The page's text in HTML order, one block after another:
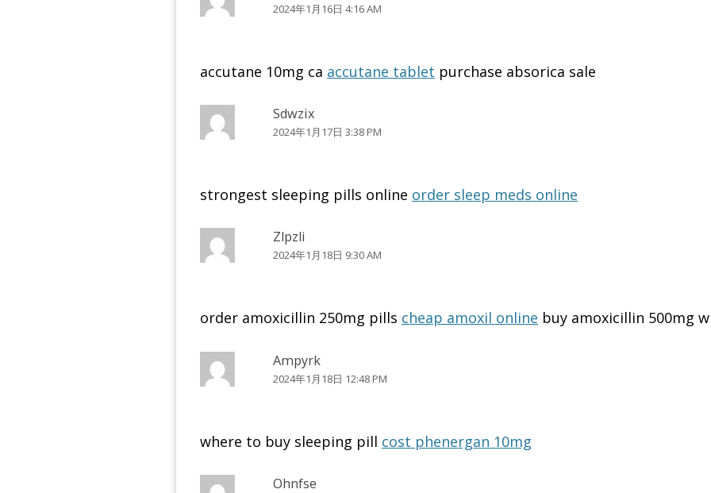
2024年1月16日 4:16 AM
accutane 10mg ca accutane tablet purchase absorica sale
Sdwzix
2024年1月17日 3:38 PM
strongest sleeping pills online order sleep meds online
Zlpzli
2024年1月18日 9:30 AM
order amoxicillin 250mg pills cheap amoxil online buy amoxicillin 500mg
Ampyrk
2024年1月18日 12:48 PM
where to buy sleeping pill cost phenergan 10mg
Ohnfse